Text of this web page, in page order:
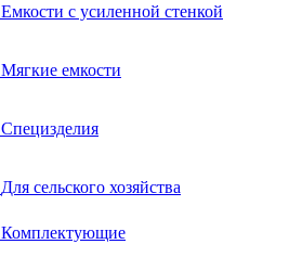
Емкости с усиленной стенкой
Мягкие емкости
Специзделия
Для сельского хозяйства
Комплектующие